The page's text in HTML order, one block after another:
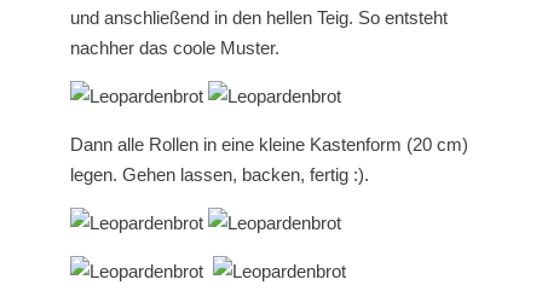
und anschließend in den hellen Teig. So entsteht
nachher das coole Muster.
Dann alle Rollen in eine kleine Kastenform (20 cm)
legen. Gehen lassen, backen, fertig :).